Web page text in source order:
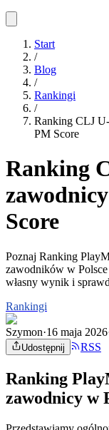
Start
/
Blog
/
Rankingi
/
Ranking CLJ
PM Score
Ranking
Score
Poznaj Ranking
zawodników w
własny wynik i
Rankingi
Szymon·16 maja 2026
Udostępnij RSS
Ranking
zawodnicy w